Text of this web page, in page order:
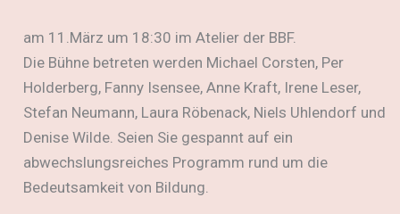
am 11.März um 18:30 im Atelier der BBF.
Die Bühne betreten werden Michael Corsten, Per
Holderberg, Fanny Isensee, Anne Kraft, Irene Leser,
Stefan Neumann, Laura Röbenack, Niels Uhlendorf und
Denise Wilde. Seien Sie gespannt auf ein
abwechslungsreiches Programm rund um die
Bedeutsamkeit von Bildung.